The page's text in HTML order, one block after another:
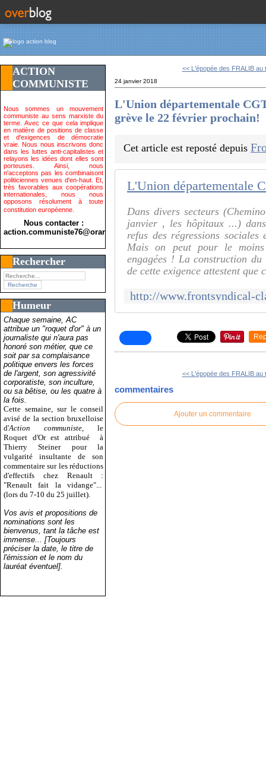
ACTION
COMMUNISTE
Nous sommes un mouvement
communiste au sens marxiste du
terme. Avec ce que cela implique
en matière de positions de classe
et d'exigences de démocratie
vraie. Nous nous inscrivons donc
dans les luttes anti-capitalistes et
relayons les idées dont elles sont
porteuses. Ainsi, nous
n'acceptons pas les combinaisont
politiciennes venues d'en-haut. Et,
très favorables aux coopérations
internationales, nous nous
opposons résolument à toute
constitution européenne.
Nous contacter :
action.communiste76@orange.fr>
Rechercher
Humeur
Chaque semaine, AC
attribue un "roquet d'or" à un
journaliste qui n'aura pas
honoré son métier, que ce
soit par sa complaisance
politique envers les forces
de l'argent, son agressivité
corporatiste, son inculture,
ou sa bêtise, ou les quatre à
la fois.
Cette semaine, sur le conseil
avisé de la section bruxelloise
d'Action communiste , le
Roquet d'Or est attribué
à
Thierry Steiner pour la
vulgarité insultante de son
commentaire sur les réductions
d'effectifs chez Renault :
"Renault fait la vidange"...
(lors du 7-10 du 25 juillet).
Vos avis et propositions de
nominations sont les
bienvenus, tant la tâche est
immense... [Toujours
préciser la date, le titre de
l'émission et le nom du
lauréat éventuel].
<< L'épopée des FRALIB au
24 janvier 2018
L'Union départementale
grève le 22 février prochain!
Cet article est reposté depuis
Dans divers secteurs
janvier , les hôpitaux ...)
refus des régressions
Mais on peut pour le
engagées ! La construction
de cette exigence attestent que
<< L'épopée des FRALIB au
commentaires
Ajouter un commentaire